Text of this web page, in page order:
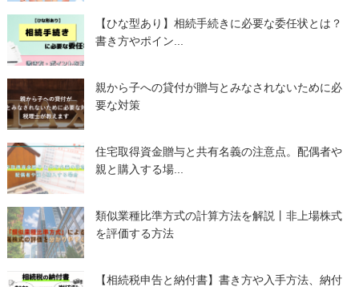
【ひな型あり】相続手続きに必要な委任状とは？
書き方やポイン...
親から子への貸付が贈与とみなされないために必
要な対策
住宅取得資金贈与と共有名義の注意点。配偶者や
親と購入する場...
類似業種比準方式の計算方法を解説丨非上場株式
を評価する方法
【相続税申告と納付書】書き方や入手方法、納付